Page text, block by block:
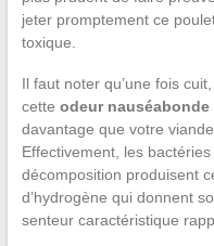
jeter promptement ce
toxique.
Il faut noter qu’une fois
cette odeur
davantage que votre
Effectivement, les
décomposition produisent
d’hydrogène qui donnent
senteur caractéristique